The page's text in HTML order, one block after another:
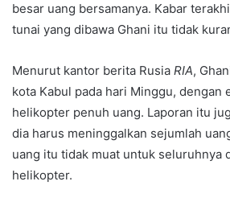
besar uang bersamanya. Kabar
tunai yang dibawa Ghani itu tidak
Menurut kantor berita Rusia RIA,
kota Kabul pada hari Minggu, dengan
helikopter penuh uang. Laporan itu
dia harus meninggalkan sejumlah
uang itu tidak muat untuk seluruhnya
helikopter.